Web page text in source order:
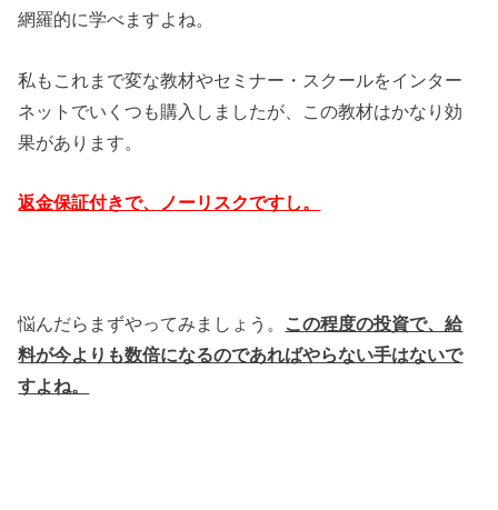
網羅的に学べますよね。
私もこれまで変な教材やセミナー・スクールをインター
ネットでいくつも購入しましたが、この教材はかなり効
果があります。
返金保証付きで、ノーリスクですし。
悩んだらまずやってみましょう。 この程度の投資で、給
料が今よりも数倍になるのであればやらない手はないで
すよね。